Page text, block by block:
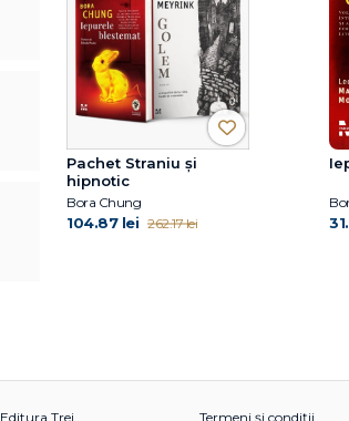
Pachet Straniu și
hipnotic
Bora Chung
104.87 lei 262.17 lei
Editura Trei Termeni și condiții